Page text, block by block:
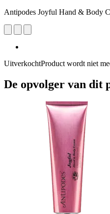
Antipodes Joyful Hand & Body
UitverkochtProduct wordt niet
De opvolger van dit